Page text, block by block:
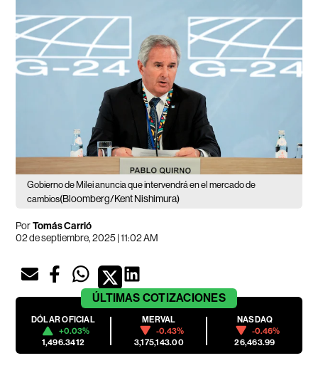
Gobierno de Milei anuncia que intervendrá en el mercado de
cambios(Bloomberg/Kent Nishimura)
PorTomás Carrió
02 de septiembre, 2025 | 11:02 AM
ÚLTIMAS COTIZACIONES
DÓLAR OFICIAL
+0.03%
1,496.3412
MERVAL
-0.43%
3,175,143.00
NASDAQ
-0.46%
26,463.99